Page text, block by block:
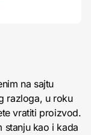
na sajtu
razloga, u roku
vratiti proizvod.
stanju kao i kada